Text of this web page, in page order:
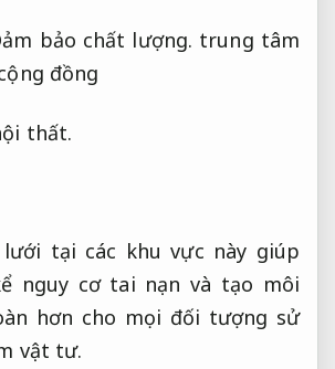
bảo chất lượng. trung tâm
đồng
thất.
tại các khu vực này giúp
nguy cơ tai nạn và tạo môi
hơn cho mọi đối tượng sử
vật tư.